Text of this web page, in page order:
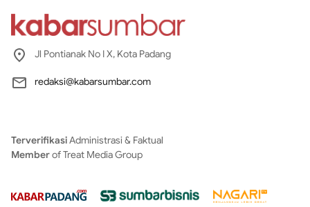
Jl Pontianak No I X, Kota Padang
redaksi@kabarsumbar.com
TerverifikasiAdministrasi & Faktual
Memberof Treat Media Group